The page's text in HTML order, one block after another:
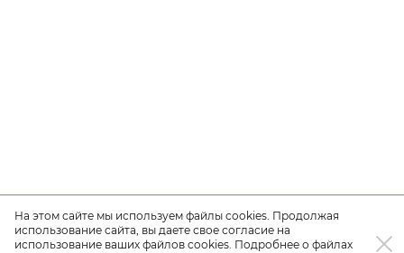
На этом сайте мы используем файлы cookies. Продолжая
использование сайта, вы даете свое согласие на
использование ваших файлов cookies. Подробнее о файлах